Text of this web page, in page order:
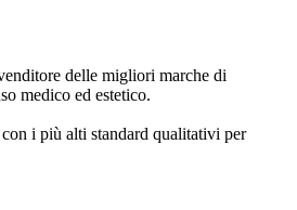
delle migliori marche di
medico ed estetico.
i più alti standard qualitativi per